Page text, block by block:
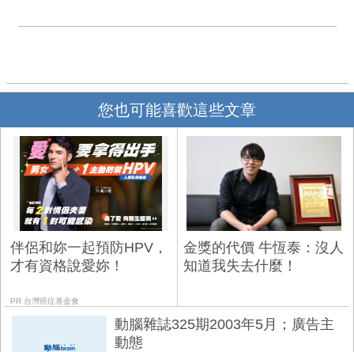
您也可能喜歡這些文章
伴侶和妳一起預防HPV，
才有資格說愛妳！
PR 台灣癌症基金會
金獎的代價 牛恆泰：沒人
知道我失去什麼！
動腦雜誌325期2003年5月；廣告主
動態